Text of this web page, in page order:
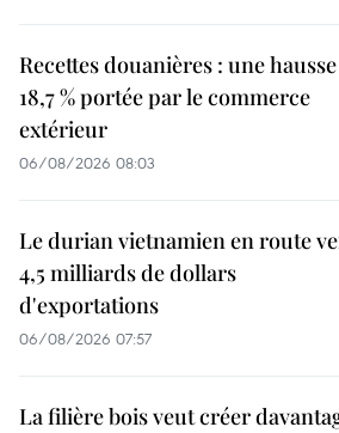
Recettes douanières : une
18,7 % portée par le commerce
extérieur
06/08/2026 08:03
Le durian vietnamien en route
4,5 milliards de dollars
d'exportations
06/08/2026 07:57
La filière bois veut créer